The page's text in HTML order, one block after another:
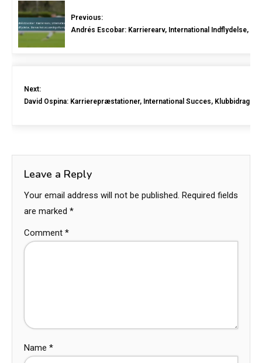
Previous:
Andrés Escobar: Karrierearv, International Indflydelse,
Next:
David Ospina: Karrierepræstationer, International Succes, Klubbidrag
Leave a Reply
Your email address will not be published. Required fields
are marked *
Comment *
Name *